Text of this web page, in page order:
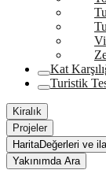
Kat
Turistik
Kiralık
Projeler
HaritaDeğerleri ve
Yakınımda Ara